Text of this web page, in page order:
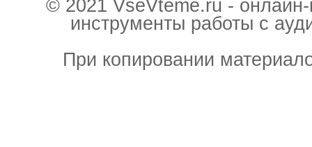
© 2021 VseVteme.ru -
инструменты работы с
При копировании